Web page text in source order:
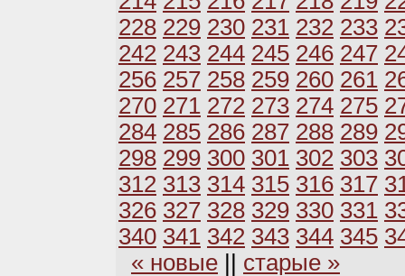
228 229 230 231 232 233
242 243 244 245 246 247
256 257 258 259 260 261
270 271 272 273 274 275
284 285 286 287 288 289
298 299 300 301 302 303
312 313 314 315 316 317
326 327 328 329 330 331
340 341 342 343 344 345
« новые
старые »